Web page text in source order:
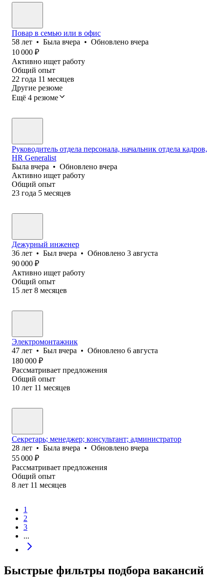
Повар в семью или в офис
58 лет • Была вчера • Обновлено вчера
10 000 ₽
Активно ищет работу
Общий опыт
22 года 11 месяцев
Другие резюме
Ещё 4 резюме
Руководитель отдела персонала, начальник отдела кадров,
HR Generalist
Была вчера • Обновлено вчера
Активно ищет работу
Общий опыт
23 года 5 месяцев
Дежурный инженер
36 лет • Был вчера • Обновлено 3 августа
90 000 ₽
Активно ищет работу
Общий опыт
15 лет 8 месяцев
Электромонтажник
47 лет • Был вчера • Обновлено 6 августа
180 000 ₽
Рассматривает предложения
Общий опыт
10 лет 11 месяцев
Секретарь; менеджер; консультант; администратор
28 лет • Была вчера • Обновлено вчера
55 000 ₽
Рассматривает предложения
Общий опыт
8 лет 11 месяцев
1
2
3
...
Быстрые фильтры подбора вакансий